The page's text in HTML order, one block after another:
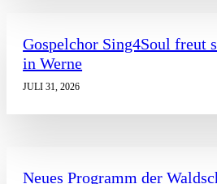
Gospelchor Sing4Soul freut
in Werne
JULI 31, 2026
Neues Programm der